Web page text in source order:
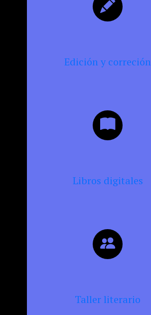
Edición y correción
Libros digitales
Taller literario